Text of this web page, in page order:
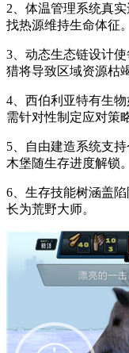
2、体温管理系统真
找热源维持生命体征。
3、动态生态链设计
猎将导致区域资源枯
4、西伯利亚特有生
需针对性制定应对策
5、自由建造系统支
木堡随生存进度解锁。
6、生存技能树涵盖
长为荒野大师。